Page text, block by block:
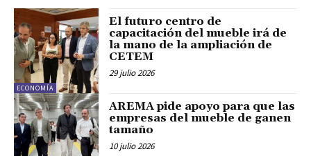
ECONOMÍA
El futuro centro de
capacitación del mueble irá de
la mano de la ampliación de
CETEM
29 julio 2026
AREMA pide apoyo para que las
empresas del mueble de ganen
tamaño
10 julio 2026